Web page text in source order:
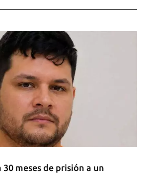
internacional de
IA con 29 países, entre ellos
30 meses de prisión a un